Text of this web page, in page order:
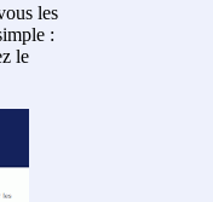
les
:
le